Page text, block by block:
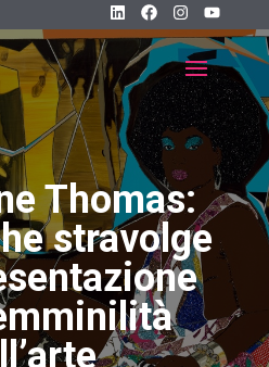
Thomas:
stravolge